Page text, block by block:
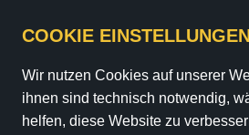
COOKIE EINSTELLUNGEN
Wir nutzen Cookies auf unserer
ihnen sind technisch notwendig,
helfen, diese Website zu